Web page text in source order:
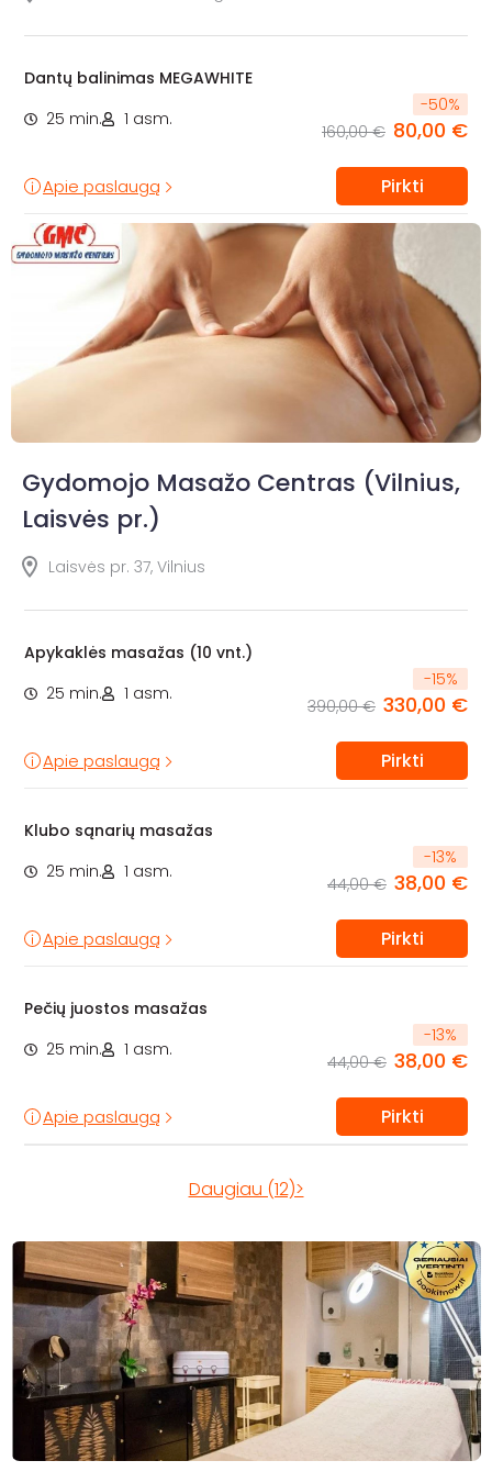
Dantų balinimas MEGAWHITE
25 min.
1 asm.
-50%
160,00 € 80,00 €
Apie paslaugą Pirkti
Gydomojo Masažo Centras (Vilnius,
Laisvės pr.)
Laisvės pr. 37, Vilnius
Apykaklės masažas (10 vnt.)
25 min.
1 asm.
-15%
390,00 € 330,00 €
Apie paslaugą Pirkti
Klubo sąnarių masažas
25 min.
1 asm.
-13%
44,00 € 38,00 €
Apie paslaugą Pirkti
Pečių juostos masažas
25 min.
1 asm.
-13%
44,00 € 38,00 €
Apie paslaugą Pirkti
Daugiau (12)>